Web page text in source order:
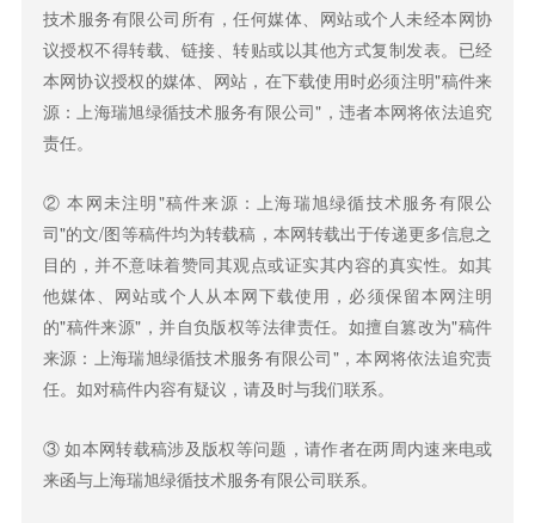
技术服务有限公司 所有，任何媒体、网站或个人未经本网协
议授权不得转载、链接、转贴或以其他方式复制发表。已经
本网协议授权的媒体、网站，在下载使用时必须注明"稿件来
源： 上海瑞旭绿循技术服务有限公司"，违者本网将依法追究
责任。
② 本网未注明"稿件来源：
上海瑞旭绿循技术服务有限公
司"的文/图等稿件均为转载稿，本网转载出于传递更多信息之
目的，并不意味着赞同其观点或证实其内容的真实性。如其
他媒体、网站或个人从本网下载使用，必须保留本网注明
的"稿件来源"，并自负版权等法律责任。如擅自篡改为"稿件
来源：
上海瑞旭绿循技术服务有限公司"，本网将依法追究责
任。如对稿件内容有疑议，请及时与我们联系。
③ 如本网转载稿涉及版权等问题，请作者在两周内速来电或
来函与上海瑞旭绿循技术服务有限公司联系。